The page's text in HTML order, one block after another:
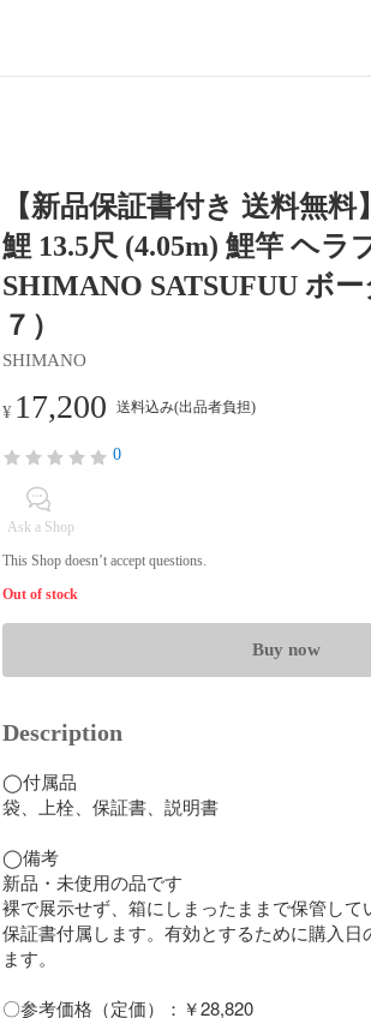
【新品保証書付き 送料無
鯉 13.5尺 (4.05m) 鯉竿 ヘラ
SHIMANO SATSUFUU ボ
７）
SHIMANO
¥ 17,200 送料込み(出品者負担)
0
Ask a Shop
This Shop doesn’t accept questions.
Out of stock
Buy now
Description
◯付属品
袋、上栓、保証書、説明書
◯備考
新品・未使用の品です
裸で展示せず、箱にしまったままで保管して
保証書付属します。有効とするために購入日
ます。
〇参考価格（定価）：￥28,820